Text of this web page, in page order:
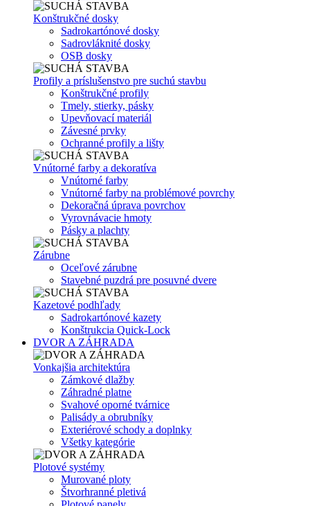
Konštrukčné dosky
Sadrokartónové dosky
Sadrovláknité dosky
OSB dosky
Profily a príslušenstvo pre suchú stavbu
Konštrukčné profily
Tmely, stierky, pásky
Upevňovací materiál
Závesné prvky
Ochranné profily a lišty
Vnútorné farby a dekoratíva
Vnútorné farby
Vnútorné farby na problémové povrchy
Dekoračná úprava povrchov
Vyrovnávacie hmoty
Pásky a plachty
Zárubne
Oceľové zárubne
Stavebné puzdrá pre posuvné dvere
Kazetové podhľady
Sadrokartónové kazety
Konštrukcia Quick-Lock
DVOR A ZÁHRADA
Vonkajšia architektúra
Zámkové dlažby
Záhradné platne
Svahové oporné tvárnice
Palisády a obrubníky
Exteriérové schody a doplnky
Všetky kategórie
Plotové systémy
Murované ploty
Štvorhranné pletivá